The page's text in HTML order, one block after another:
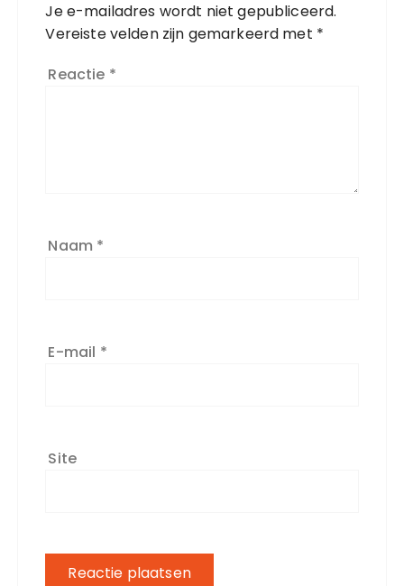
Je e-mailadres wordt niet gepubliceerd.
Vereiste velden zijn gemarkeerd met *
Reactie *
Naam *
E-mail *
Site